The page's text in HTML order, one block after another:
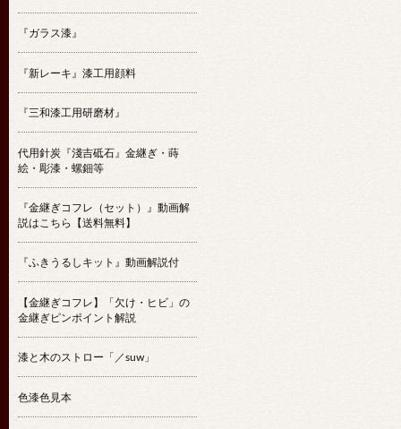
『ガラス漆』
『新レーキ』漆工用顔料
『三和漆工用研磨材』
代用針炭『淺吉砥石』金継ぎ・蒔
絵・彫漆・螺鈿等
『金継ぎコフレ（セット）』動画解
説はこちら【送料無料】
『ふきうるしキット』動画解説付
【金継ぎコフレ】「欠け・ヒビ」の
金継ぎピンポイント解説
漆と木のストロー「／suw」
色漆色見本